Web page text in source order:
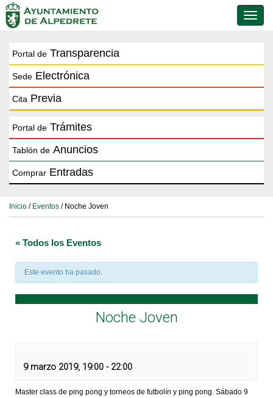
de
Portal de Transparencia
Sede Electrónica
Cita Previa
Portal de Trámites
Tablón de Anuncios
Comprar Entradas
Inicio / Eventos / Noche Joven
« Todos los Eventos
Este evento ha pasado.
Noche Joven
9 marzo 2019, 19:00 - 22:00
Master class de ping pong y torneos de futbolín y ping pong. Sábado 9